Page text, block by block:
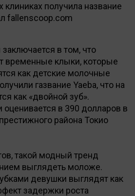
клиниках получила название
fallenscoop.com
в том, что
временные клыки, которые
как детские молочные
газвание Yaeba, что на
как «двойной зуб».
оценивается в 390 долларов в
района Токио
такой модный тренд
выглядеть моложе.
девушки выглядят как
задержки роста